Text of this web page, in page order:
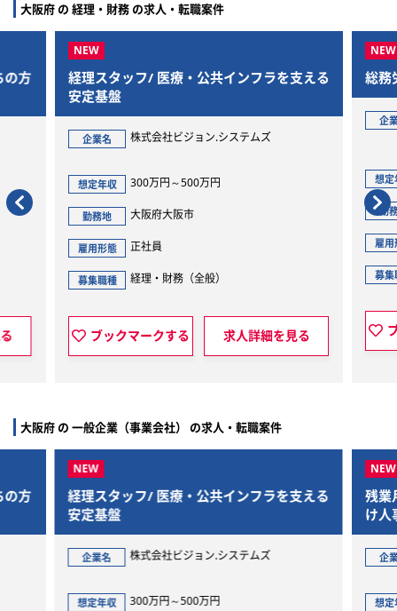
大阪府 の 経理・財務 の求人・転職案件
ッフ/ 医療・公共インフラを支える
株式会社ビジョン.システムズ
300万円～500万円
大阪府大阪市
経理・財務（全般）
クマークする 求人詳細を見る
総務労務
企業名
生和コーポレ
400万円～750
大阪府大阪市
経理・財務（
ブックマークする
大阪府 の 一般企業（事業会社） の求人・転職案件
経理スタッフ/ 医療・公共インフラを支える
株式会社ビジョン.システムズ
300万円～500万円
残業月20時間
け人事給与
阪）
非公開
400